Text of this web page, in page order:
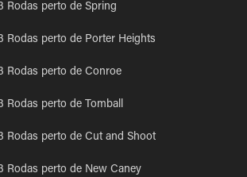
Rodas perto de Spring
Rodas perto de Porter Heights
Rodas perto de Conroe
Rodas perto de Tomball
Rodas perto de Cut and Shoot
Rodas perto de New Caney